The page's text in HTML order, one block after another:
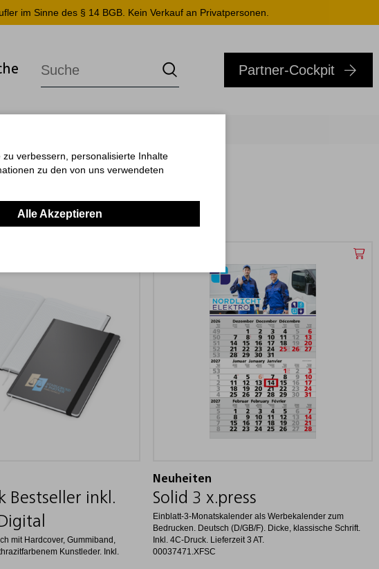
im Sinne des § 14 BGB. Kein Verkauf an Privatpersonen.
Partner-Cockpit
Bestseller inkl.
mit Hardcover, Gummiband,
Kunstleder. Inkl.
Neuheiten
Solid 3 x.press
Einblatt-3-Monatskalender als Werbekalender zum
Bedrucken. Deutsch (D/GB/F). Dicke, klassische Schrift.
Inkl. 4C-Druck. Lieferzeit 3 AT.
00037471.XFSC
verbessern, personalisierte Inhalte
zu den von uns verwendeten
Alle Akzeptieren